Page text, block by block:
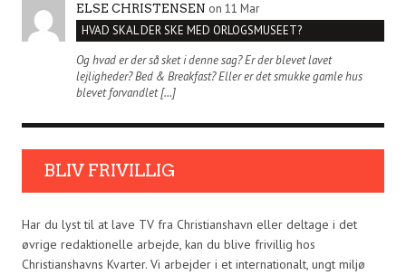
ELSE CHRISTENSEN on 11 Mar
HVAD SKAL DER SKE MED ORLOGSMUSEET?
Og hvad er der så sket i denne sag? Er der blevet lavet
lejligheder? Bed & Breakfast? Eller er det smukke gamle hus
blevet forvandlet […]
BLIV FRIVILLIG
Har du lyst til at lave TV fra Christianshavn eller deltage i det
øvrige redaktionelle arbejde, kan du blive frivillig hos
Christianshavns Kvarter. Vi arbejder i et internationalt, ungt miljø